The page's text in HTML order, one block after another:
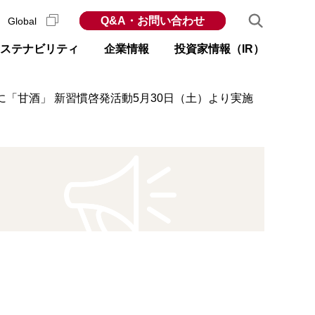
テナビリティ 企業情報 投資家情報（IR）
Global Q&A・お問い合わせ
甘酒」 新習慣啓発活動5月30日（土）より実施